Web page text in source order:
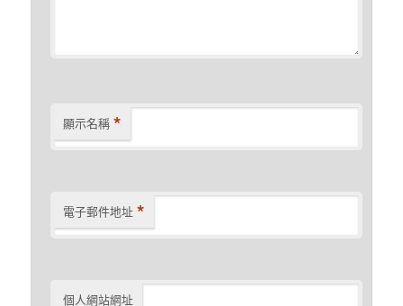
顯示名稱 *
電子郵件地址 *
個人網站網址